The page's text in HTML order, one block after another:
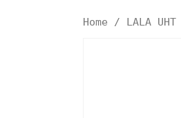
Home / LALA UHT